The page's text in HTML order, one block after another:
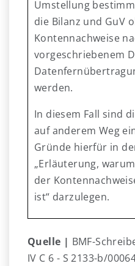
Umstellung
die Bilanz und GuV
Kontennachweise
vorgeschriebenem
werden.
In diesem Fall sind
auf anderem Weg
Gründe hierfür in
„Erläuterung,
der
ist“ darzulegen.
Quelle | BMF-
IV C 6 - S 2133-b/